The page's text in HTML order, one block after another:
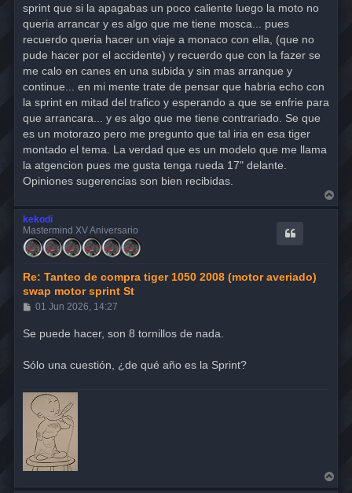
sprint que si la apagabas un poco caliente luego la moto no
queria arrancar y es algo que me tiene mosca... pues
recuerdo queria hacer un viaje a monaco con ella, (que no
pude hacer por el accidente) y recuerdo que con la fazer se
me calo en canes en una subida y sin mas arranque y
continue... en mi mente trate de pensar que habria echo con
la sprint en mitad del trafico y esperando a que se enfrie para
que arrancara... y es algo que me tiene contrariado. Se que
es un motorazo pero me pregunto que tal iria en esa tiger
montado el tema. La verdad que es un modelo que me llama
la atgencion pues me gusta tenga rueda 17" delante.
Opiniones sugerencias son bien recibidas.
r
kekodi
Mastermind XV Aniversario
Re: Tanteo de compra tiger 1050 2008 (motor averiado)
swap motor sprint St
M
s
j
e
01 Jun 2026, 14:27
Se puede hacer, son 8 tornillos de nada.
Sólo una cuestión, ¿de qué año es la Sprint?
r